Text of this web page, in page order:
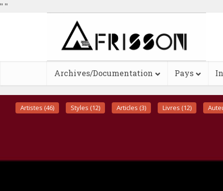
" "
Archives/Documentation Pays
Artistes (46) Styles (12) Articles (3) Livres (12)